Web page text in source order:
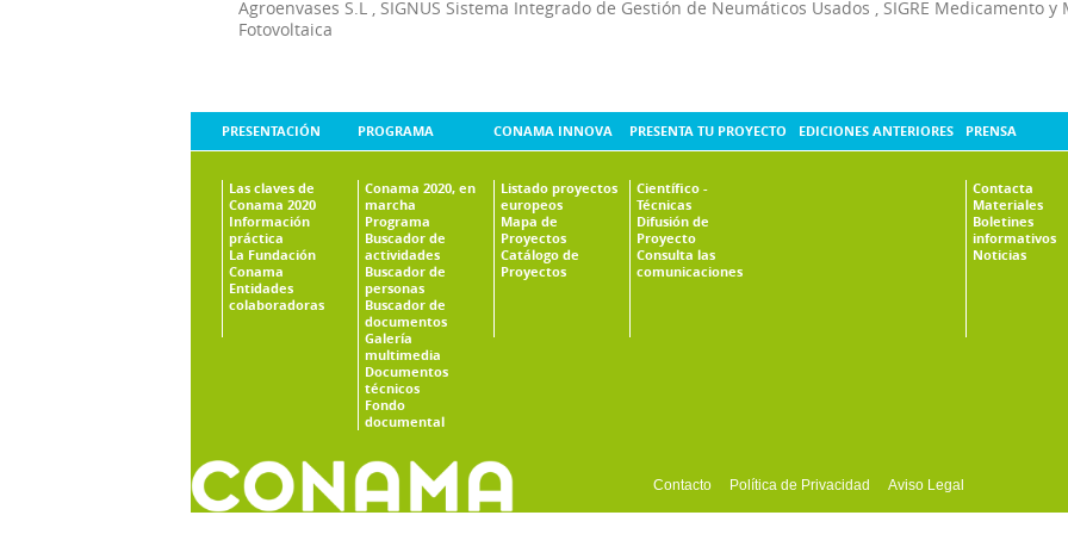
Agroenvases S.L
SIGNUS Sistema Integrado de Gestión de Neumáticos Usados SIGRE Medicamento
Fotovoltaica
PRESENTACIÓN
Las claves de
Conama 2020
Información
práctica
La Fundación
Conama
Entidades
colaboradoras
PROGRAMA
Conama 2020, en
marcha
Programa
Buscador de
actividades
Buscador de
personas
Buscador de
documentos
Galería
multimedia
Documentos
técnicos
Fondo
documental
CONAMA INNOVA
Listado proyectos
europeos
Mapa de
Proyectos
Catálogo de
Proyectos
PRESENTA TU PROYECTO
Científico -
Técnicas
Difusión de
Proyecto
Consulta las
comunicaciones
EDICIONES ANTERIORES PRENSA
Contacta
Materiales
Boletines
informativos
Noticias
Contacto Política de Privacidad Aviso Legal